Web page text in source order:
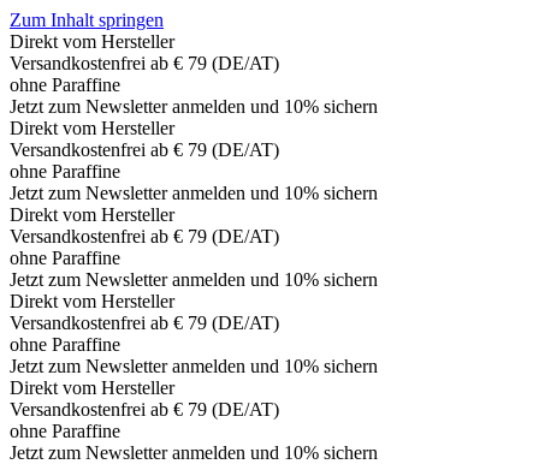
Zum Inhalt springen
Direkt vom Hersteller
Versandkostenfrei ab € 79 (DE/AT)
ohne Paraffine
Jetzt zum Newsletter anmelden und 10% sichern
Direkt vom Hersteller
Versandkostenfrei ab € 79 (DE/AT)
ohne Paraffine
Jetzt zum Newsletter anmelden und 10% sichern
Direkt vom Hersteller
Versandkostenfrei ab € 79 (DE/AT)
ohne Paraffine
Jetzt zum Newsletter anmelden und 10% sichern
Direkt vom Hersteller
Versandkostenfrei ab € 79 (DE/AT)
ohne Paraffine
Jetzt zum Newsletter anmelden und 10% sichern
Direkt vom Hersteller
Versandkostenfrei ab € 79 (DE/AT)
ohne Paraffine
Jetzt zum Newsletter anmelden und 10% sichern